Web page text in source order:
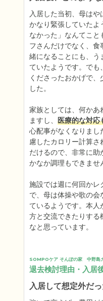
入居した当初、母はや
かなり緊張していたよ
なかった」なんてこと
フさんだけでなく、
緒になることにも、う
ていたようです。でも
くださったおかげで
した。
家族としては、何かあ
ますし、 医療的な対応
心配事がなくなりまし
慮したカロリー計算さ
だけるので、非常に
かなか調理もできませ
施設では週に何回かレ
で、母は体操や歌の会
ているようです。本
方と交流できたりする
なと思っています。
SOMPOケア そんぽの家　中野島
退去検討理由・入居
入居して想定外だ